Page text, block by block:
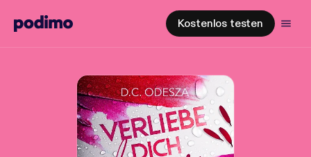
Kostenlos testen